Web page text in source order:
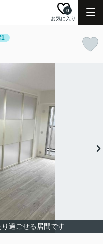
お気に入り
0
1
り過ごせる居間です